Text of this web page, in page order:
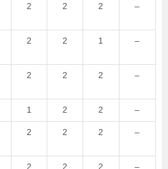
2 2 2 –
2 2 1 –
2 2 2 –
1 2 2 –
2 2 2 –
2 2 2 –